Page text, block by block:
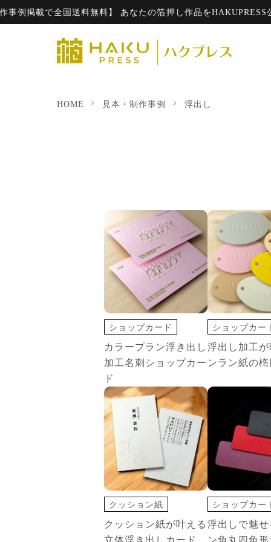
掲載で全国送料無料】 あなたの箔押し作品をHAKUPRESS公
HOME 見本・制作事例 浮出し
ショップカード
印刷+箔押し
名刺・カード
浮出し
カラープラン浮き出し
加工名刺ショップカー
ド
ショップカー
変形カード
浮出し加工
ンラン紙の
クッション紙
ショップカード
名刺・カード
浮出し
クッション紙が叶える
立体浮き出しカード
ショップカー
変形カード
浮出しで魅
ン角丸四角